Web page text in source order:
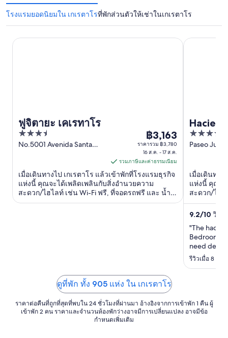
โรงแรมยอดนิยมใน เกเรตาโรที่พักส่วนตัวให้เช่าในเกเรตาโร
ฟูจิตายะ เคเรทาโร
3.5
out
No.5001 Avenida Santa
ราคา
฿3,163
ต่อ
คืน
เข้า
พัก
฿3,163
ราคารวม ฿3,780
16 ส.ค. - 17 ส.ค.
รวมภาษีและค่าธรรมเนียม
เมื่อเดินทางไป เกเรตาโร แล้วเข้าพักที่โรงแรมธุรกิจ
แห่งนี้ คุณจะได้เพลิดเพลินกับสิ่งอำนวยความ
สะดวก/ไฮไลท์ เช่น Wi-Fi ฟรี, ที่จอดรถฟรี และ น้ำพุ
ร้อนในที่พัก ผู้เข้าพักที่จองกับเรารีวิวว่าชอบร้าน
ฟูจิตายะ เคเรทาโร
4
out
Paseo
เมื่อเดินทา
แห่งนี้ คุณจ
สะดวก/ไฮไ
บริการสปา
พนักงานแล
9.2/10 วิเศ
"The
Bedrooms
need deep
provided to
รีวิวเมื่อ 8 ส.ค
Hacienda
ดูที่พัก ทั้ง 905 แห่ง ใน เกเรตาโร
ราคาต่อคืนที่ถูกที่สุดที่พบใน 24 ชั่วโมงที่ผ่านมา อ้างอิงจากการเข้าพัก 1 คืน ผู้
เข้าพัก 2 คน ราคาและจำนวนห้องพักว่างอาจมีการเปลี่ยนแปลง อาจมีข้อ
กำหนดเพิ่มเติม